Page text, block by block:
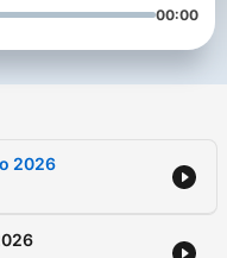
00:00
2026